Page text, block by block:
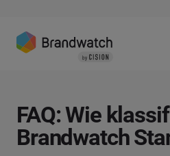
FAQ: Wie
Brandwatch